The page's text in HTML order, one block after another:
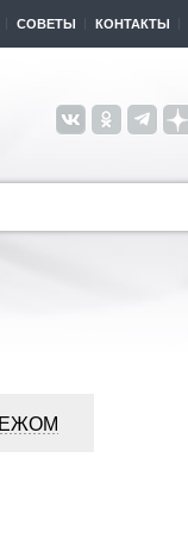
СОВЕТЫ КОНТАКТЫ